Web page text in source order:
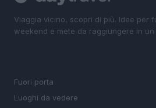
Viaggia vicino, scopri di più. Idee per
weekend e mete da raggiungere in un
Fuori porta
Luoghi da vedere